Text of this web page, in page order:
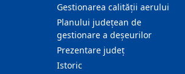
Gestionarea calității aerului
Planului județean de
gestionare a deșeurilor
Prezentare judeţ
Istoric